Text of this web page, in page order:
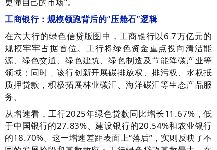
更懂自己的市场”。
工商银行：规模领跑背后的“压舱石”逻辑
在六大行的绿色信贷版图中，工商银行以6.7万亿元的
规模牢牢占据首位。工行将绿色资金重点投向清洁能
源、绿色交通、绿色建筑、绿色制造及节能降碳产业等
领域；同时，该行创新开展碳排放权、排污权、水权抵
质押贷款，积极拓展林业碳汇、海洋碳汇等生态产品服
务。
从增速看，工行2025年绿色贷款同比增长11.67%，低
于中国银行的27.83%、建设银行的20.54%和农业银行
的18.70%。这一增速差距表面上“落后”，实则反映了不